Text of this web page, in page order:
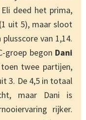
deed het prima,
uit 5), maar sloot
van 1,14.
groep begon Dani
twee partijen,
3. De 4,5 in totaal
maar Dani is
rijker.